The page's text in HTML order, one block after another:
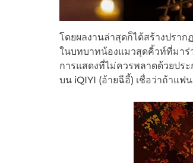
โดยผลงานล่าสุดก็ได้สร้างปรา
ในบทบาทน้องแมวสุดคิ้วท์ที่มาร่
การแสดงที่ไม่ควรพลาดด้วยปร
บน iQIYI (อ้ายฉีอี้) เชื่อว่าถ้าแฟ